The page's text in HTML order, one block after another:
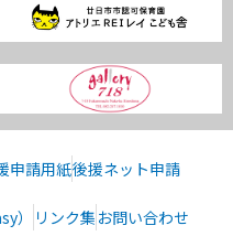
申請用紙後援ネット申請
） リンク集 お問い合わせ